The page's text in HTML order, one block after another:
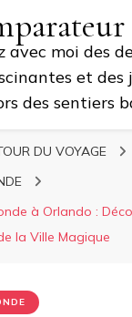
avec moi des
et des
des sentiers
DU VOYAGE
à Orlando :
la Ville Magique